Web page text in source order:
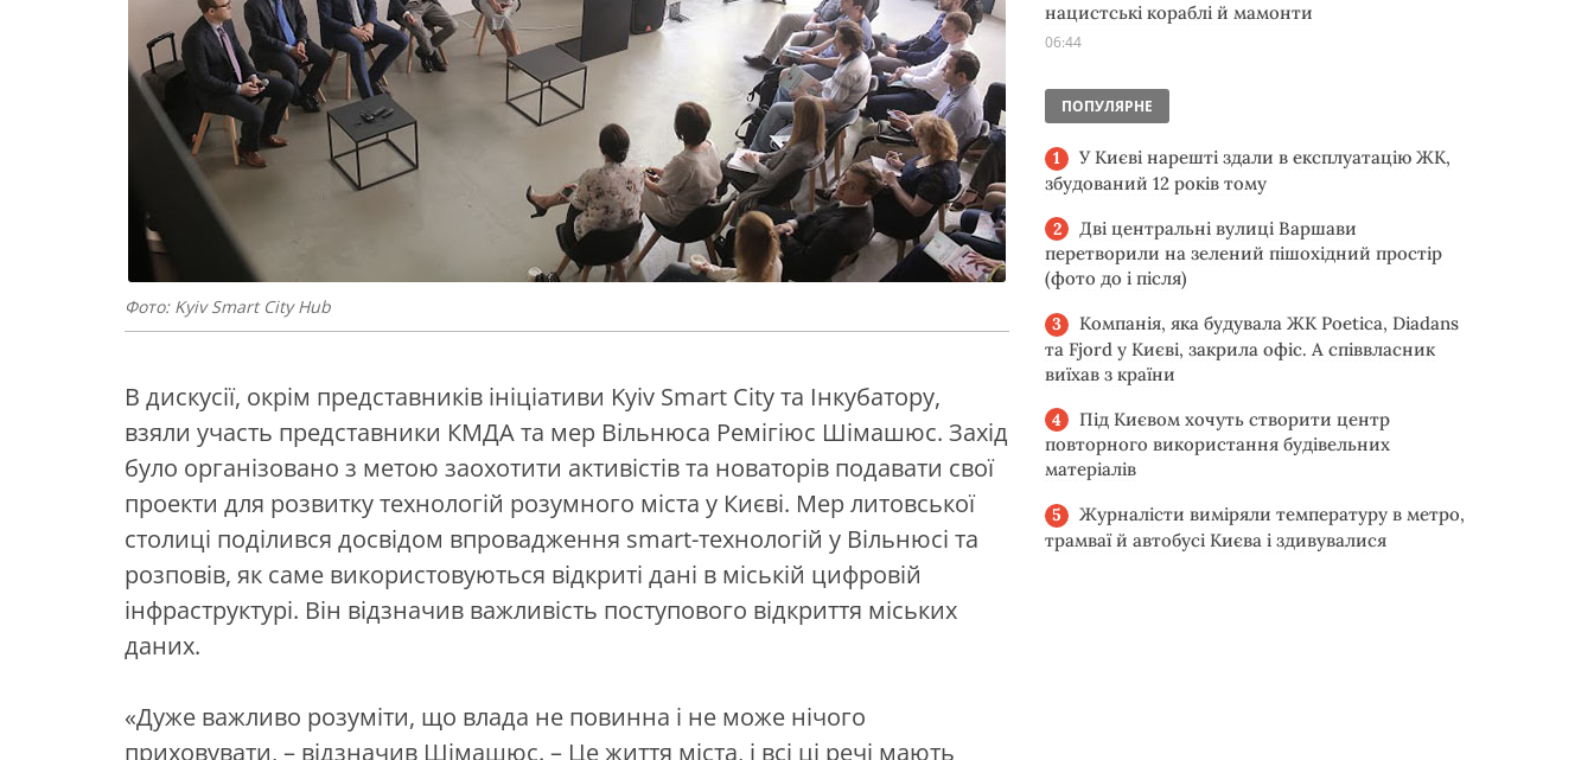
Фото: Kyiv Smart City Hub
В дискусії, окрім представників ініціативи Kyiv Smart City та Інкубатору,
взяли участь представники КМДА та мер Вільнюса Ремігіюс Шімашюс. Захід
було організовано з метою заохотити активістів та новаторів подавати свої
проекти для розвитку технологій розумного міста у Києві. Мер литовської
столиці поділився досвідом впровадження smart-технологій у Вільнюсі та
розповів, як саме використовуються відкриті дані в міській цифровій
інфраструктурі. Він відзначив важливість поступового відкриття міських
даних.
«Дуже важливо розуміти, що влада не повинна і не може нічого
приховувати, – відзначив Шімашюс. – Це життя міста, і всі ці речі мають
нацистські кораблі й мамонти
06:44
ПОПУЛЯРНЕ
У Києві нарешті здали в експлуатацію ЖК,
збудований 12 років тому
Дві центральні вулиці Варшави
перетворили на зелений пішохідний простір
(фото до і після)
Компанія, яка будувала ЖК Poetica, Diadans
та Fjord у Києві, закрила офіс. А співвласник
виїхав з країни
Під Києвом хочуть створити центр
повторного використання будівельних
матеріалів
Журналісти виміряли температуру в метро,
трамваї й автобусі Києва і здивувалися